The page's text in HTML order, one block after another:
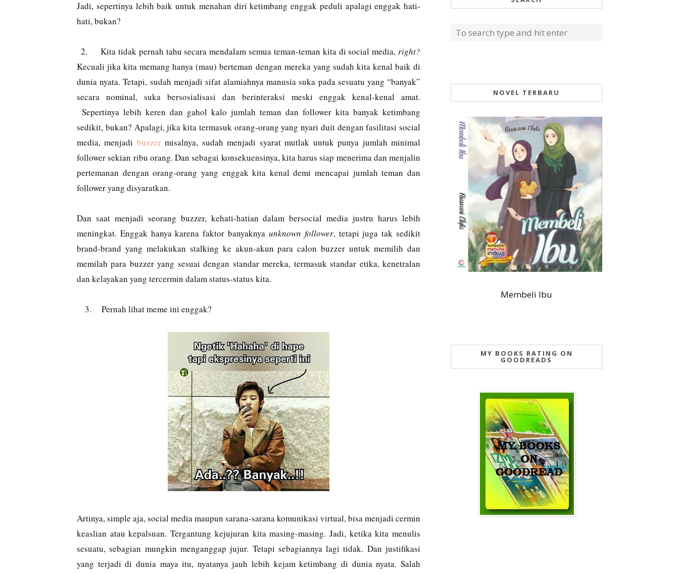
Jadi, sepertinya lebih baik untuk menahan diri ketimbang enggak peduli apalagi enggak hati-
hati, bukan?
2. Kita tidak pernah tahu secara mendalam semua teman-teman kita di social media,right?
Kecuali jika kita memang hanya (mau) berteman dengan mereka yang sudah kita kenal baik di
dunia nyata. Tetapi, sudah menjadi sifat alamiahnya manusia suka pada sesuatu yang “banyak”
secara nominal, suka bersosialisasi dan berinteraksi meski enggak kenal-kenal amat.
Sepertinya lebih keren dan gahol kalo jumlah teman dan follower kita banyak ketimbang
sedikit, bukan? Apalagi, jika kita termasuk orang-orang yang nyari duit dengan fasilitasi social
media, menjadi buzzermisalnya, sudah menjadi syarat mutlak untuk punya jumlah minimal
follower sekian ribu orang. Dan sebagai konsekuensinya, kita harus siap menerima dan menjalin
pertemanan dengan orang-orang yang enggak kita kenal demi mencapai jumlah teman dan
follower yang disyaratkan.
Dan saat menjadi seorang buzzer, kehati-hatian dalam bersocial media justru harus lebih
meningkat. Enggak hanya karena faktor banyaknya unknown follower, tetapi juga tak sedikit
brand-brand yang melakukan stalking ke akun-akun para calon buzzer untuk memilih dan
memilah para buzzer yang sesuai dengan standar mereka, termasuk standar etika, kenetralan
dan kelayakan yang tercermin dalam status-status kita.
3. Pernah lihat meme ini enggak?
Artinya, simple aja, social media maupun sarana-sarana komunikasi virtual, bisa menjadi cermin
keaslian atau kepalsuan. Tergantung kejujuran kita masing-masing. Jadi, ketika kita menulis
sesuatu, sebagian mungkin menganggap jujur. Tetapi sebagiannya lagi tidak. Dan justifikasi
yang terjadi di dunia maya itu, nyatanya jauh lebih kejam ketimbang di dunia nyata. Salah
NOVEL TERBARU
Membeli Ibu
MY BOOKS RATING ON
GOODREADS